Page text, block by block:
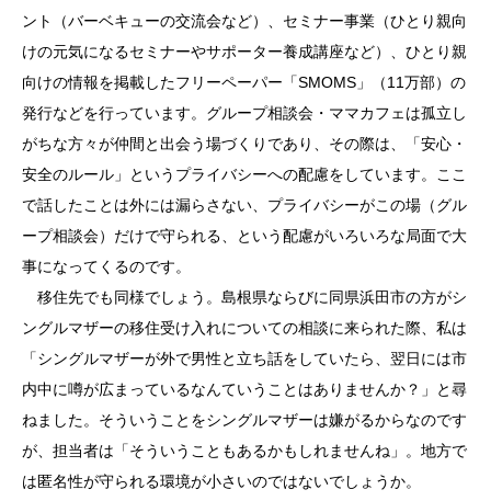
ント（バーベキューの交流会など）、セミナー事業（ひとり親向
けの元気になるセミナーやサポーター養成講座など）、ひとり親
向けの情報を掲載したフリーペーパー「SMOMS」（11万部）の
発行などを行っています。グループ相談会・ママカフェは孤立し
がちな方々が仲間と出会う場づくりであり、その際は、「安心・
安全のルール」というプライバシーへの配慮をしています。ここ
で話したことは外には漏らさない、プライバシーがこの場（グル
ープ相談会）だけで守られる、という配慮がいろいろな局面で大
事になってくるのです。
移住先でも同様でしょう。島根県ならびに同県浜田市の方がシ
ングルマザーの移住受け入れについての相談に来られた際、私は
「シングルマザーが外で男性と立ち話をしていたら、翌日には市
内中に噂が広まっているなんていうことはありませんか？」と尋
ねました。そういうことをシングルマザーは嫌がるからなのです
が、担当者は「そういうこともあるかもしれませんね」。地方で
は匿名性が守られる環境が小さいのではないでしょうか。